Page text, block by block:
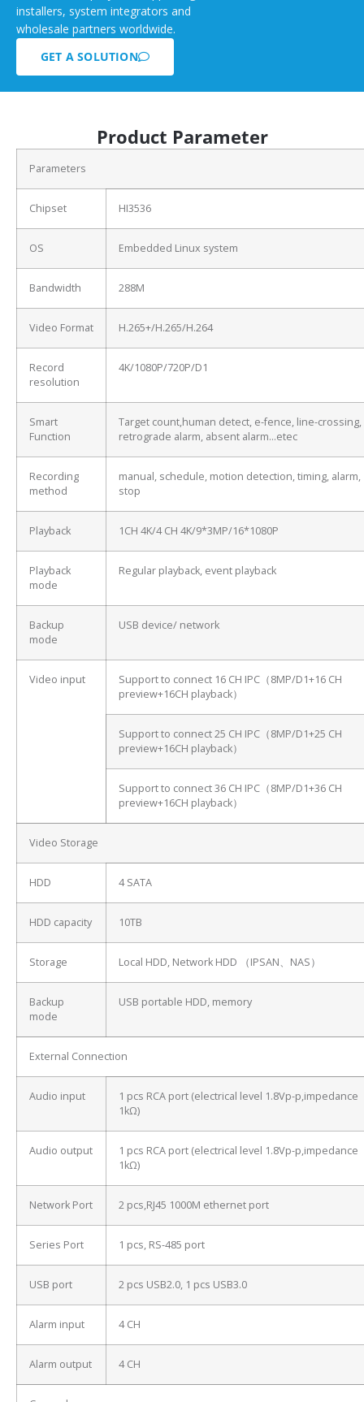
installers, system integrators and
wholesale partners worldwide.
GET A SOLUTION
Product Parameter
Parameters
Chipset HI3536
OS Embedded Linux system
Bandwidth 288M
Video Format H.265+/H.265/H.264
Record
resolution
4K/1080P/720P/D1
Smart
Function
Target count,human detect, e-fence, line-crossing,
retrograde alarm, absent alarm…etec
Recording
method
manual, schedule, motion detection, timing, alarm,
stop
Playback 1CH 4K/4 CH 4K/9*3MP/16*1080P
Playback
mode
Regular playback, event playback
Backup
mode
USB device/ network
Video input
Support to connect 16 CH IPC（8MP/D1+16 CH
preview+16CH playback）
Support to connect 25 CH IPC（8MP/D1+25 CH
preview+16CH playback）
Support to connect 36 CH IPC（8MP/D1+36 CH
preview+16CH playback）
Video Storage
HDD 4 SATA
HDD capacity 10TB
Storage Local HDD, Network HDD （IPSAN、NAS）
Backup
mode
USB portable HDD, memory
External Connection
Audio input
1 pcs RCA port (electrical level 1.8Vp-p,impedance
1kΩ)
Audio output
1 pcs RCA port (electrical level 1.8Vp-p,impedance
1kΩ)
Network Port 2 pcs,RJ45 1000M ethernet port
Series Port 1 pcs, RS-485 port
USB port 2 pcs USB2.0, 1 pcs USB3.0
Alarm input 4 CH
Alarm output 4 CH